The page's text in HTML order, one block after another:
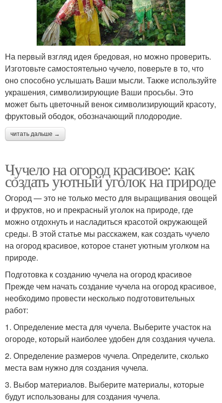
На первый взгляд идея бредовая, но можно проверить.
Изготовьте самостоятельно чучело, поверьте в то, что
оно способно услышать Ваши мысли. Также используйте
украшения, символизирующие Ваши просьбы. Это
может быть цветочный венок символизирующий красоту,
фруктовый ободок, обозначающий плодородие.
читать дальше →
Чучело на огород красивое: как
создать уютный уголок на природе
Огород — это не только место для выращивания овощей
и фруктов, но и прекрасный уголок на природе, где
можно отдохнуть и насладиться красотой окружающей
среды. В этой статье мы расскажем, как создать чучело
на огород красивое, которое станет уютным уголком на
природе.
Подготовка к созданию чучела на огород красивое
Прежде чем начать создание чучела на огород красивое,
необходимо провести несколько подготовительных
работ:
1. Определение места для чучела. Выберите участок на
огороде, который наиболее удобен для создания чучела.
2. Определение размеров чучела. Определите, сколько
места вам нужно для создания чучела.
3. Выбор материалов. Выберите материалы, которые
будут использованы для создания чучела.